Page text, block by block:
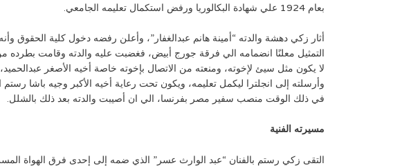
بعام 1924 علي شهادة البكالوريا ورفض استكمال تعليمه الجامعي.
أثار زكي دهشة والدته “أمينة هانم عبدالغفار”، وأعلن رفضه دخول كلية الحقوق
التمثيل معلنًا انضمامه الي فرقة جورج أبيض، فغضبت عليه والدته وقامت بطرده
لا يكون مثل سيئ لإخوته، ومنعته من الاتصال بإخوته خاصة أخيه الأصغر عبدالحميد،
وأرسلته إلى انجلترا ليكمل تعليمه، ويكون تحت رعاية أخيه الأكبر وجيه باشا
في ذلك الوقت منصب سفير مصر بفرنسا، الي ان أصيبت والدته بعد ذلك بالشلل.
مسيرته الفنية
التقى زكي رستم بالفنان “عبد الوارث عسر” الذي ضمه إلى إحدى فرق الهواة